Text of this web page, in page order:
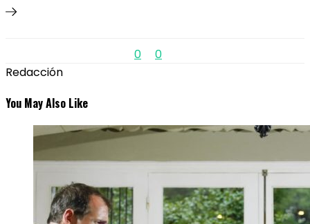
0
0
Redacción
You May Also Like